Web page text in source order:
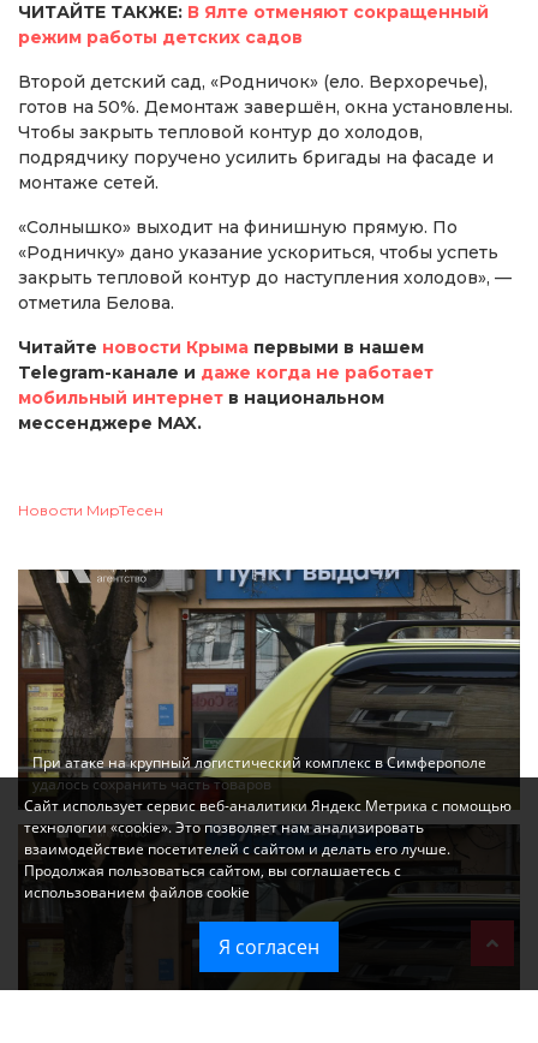
ЧИТАЙТЕ ТАКЖЕ: В Ялте отменяют сокращенный
режим работы детских садов
Второй детский сад, «Родничок» (ело. Верхоречье),
готов на 50%. Демонтаж завершён, окна установлены.
Чтобы закрыть тепловой контур до холодов,
подрядчику поручено усилить бригады на фасаде и
монтаже сетей.
«Солнышко» выходит на финишную прямую. По
«Родничку» дано указание ускориться, чтобы успеть
закрыть тепловой контур до наступления холодов», —
отметила Белова.
Читайте новости Крыма первыми в нашем
Telegram-канале и даже когда не работает
мобильный интернет в национальном
мессенджере MAX.
Новости МирТесен
При атаке на крупный логистический комплекс в Симферополе
удалось сохранить часть товаров
Сайт использует сервис веб-аналитики Яндекс Метрика с помощью
технологии «cookie». Это позволяет нам анализировать
взаимодействие посетителей с сайтом и делать его лучше.
Продолжая пользоваться сайтом, вы соглашаетесь с
использованием файлов cookie
Я согласен